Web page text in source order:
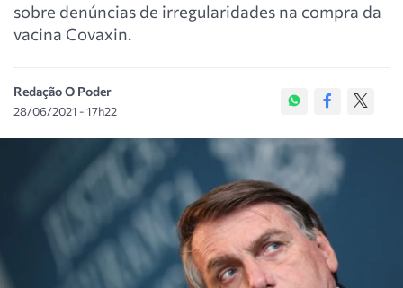
sobre denúncias de irregularidades na compra da
vacina Covaxin.
Redação O Poder
28/06/2021 - 17h22